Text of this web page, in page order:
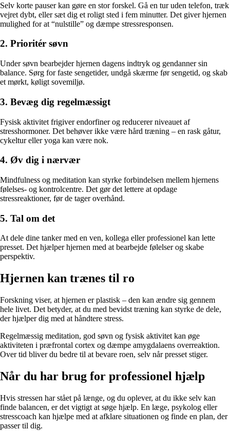
Selv korte pauser kan gøre en stor forskel. Gå en tur uden telefon, træk
vejret dybt, eller sæt dig et roligt sted i fem minutter. Det giver hjernen
mulighed for at “nulstille” og dæmpe stressresponsen.
2. Prioritér søvn
Under søvn bearbejder hjernen dagens indtryk og gendanner sin
balance. Sørg for faste sengetider, undgå skærme før sengetid, og skab
et mørkt, køligt sovemiljø.
3. Bevæg dig regelmæssigt
Fysisk aktivitet frigiver endorfiner og reducerer niveauet af
stresshormoner. Det behøver ikke være hård træning – en rask gåtur,
cykeltur eller yoga kan være nok.
4. Øv dig i nærvær
Mindfulness og meditation kan styrke forbindelsen mellem hjernens
følelses- og kontrolcentre. Det gør det lettere at opdage
stressreaktioner, før de tager overhånd.
5. Tal om det
At dele dine tanker med en ven, kollega eller professionel kan lette
presset. Det hjælper hjernen med at bearbejde følelser og skabe
perspektiv.
Hjernen kan trænes til ro
Forskning viser, at hjernen er plastisk – den kan ændre sig gennem
hele livet. Det betyder, at du med bevidst træning kan styrke de dele,
der hjælper dig med at håndtere stress.
Regelmæssig meditation, god søvn og fysisk aktivitet kan øge
aktiviteten i præfrontal cortex og dæmpe amygdalaens overreaktion.
Over tid bliver du bedre til at bevare roen, selv når presset stiger.
Når du har brug for professionel hjælp
Hvis stressen har stået på længe, og du oplever, at du ikke selv kan
finde balancen, er det vigtigt at søge hjælp. En læge, psykolog eller
stresscoach kan hjælpe med at afklare situationen og finde en plan, der
passer til dig.